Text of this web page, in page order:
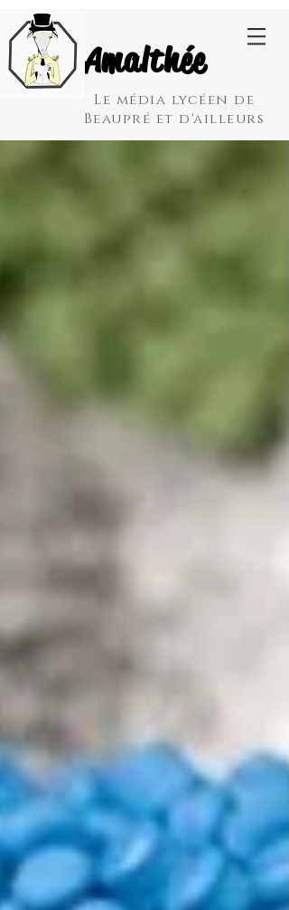
Amalthée
Le média lycéen de
Beaupré et d'ailleurs